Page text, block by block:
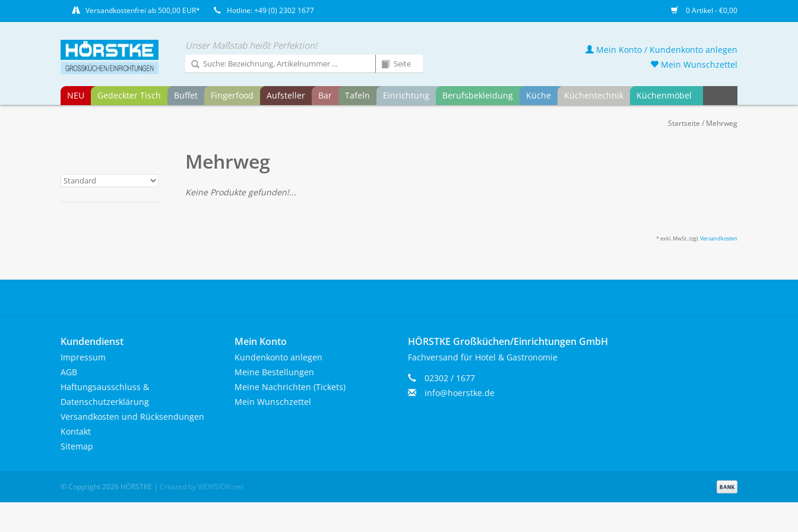
Versandkostenfrei ab 500,00 EUR* Hotline: +49 (0) 2302 1677 0 Artikel - €0,00
Unser Maßstab heißt Perfektion!
NEU Gedeckter Tisch Buffet Fingerfood Aufsteller Bar Tafeln Einrichtung Berufsbekleidung Küche Küchentechnik Küchenmöbel
Mein Konto / Kundenkonto anlegen
Mein Wunschzettel
Startseite / Mehrweg
Mehrweg
Keine Produkte gefunden!...
* exkl. MwSt. zzgl.Versandkosten
Kundendienst
Impressum
AGB
Haftungsausschluss &
Datenschutzerklärung
Versandkosten und Rücksendungen
Kontakt
Sitemap
Mein Konto
Kundenkonto anlegen
Meine Bestellungen
Meine Nachrichten (Tickets)
Mein Wunschzettel
HÖRSTKE Großküchen/Einrichtungen GmbH
Fachversand für Hotel & Gastronomie
02302 / 1677
info@hoerstke.de
© Copyright 2026 HÖRSTKE | Created by VIEWSION.net